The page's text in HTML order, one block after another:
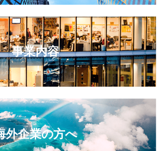
事業内容
外企業の方へ